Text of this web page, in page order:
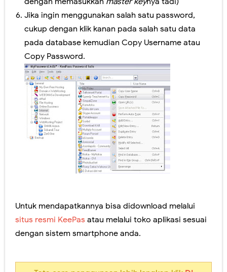
Jika ingin menggunakan salah satu password,
cukup dengan klik kanan pada salah satu data
pada database kemudian Copy Username atau
Copy Password.
Untuk mendapatkannya bisa didownload melalui
situs resmi KeePas atau melalui toko aplikasi sesuai
dengan sistem smartphone anda.